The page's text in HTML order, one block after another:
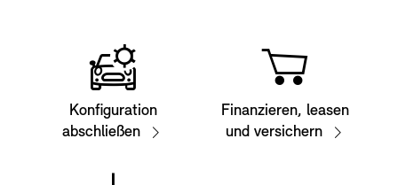
Konfiguration
abschließen
Finanzieren, leasen
und versichern